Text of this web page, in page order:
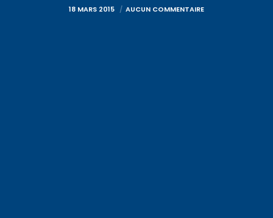
18 MARS 2015 AUCUN COMMENTAIRE